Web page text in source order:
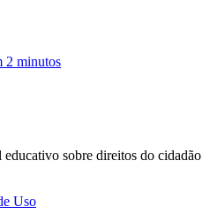
2 minutos
sobre direitos do cidadão
Uso